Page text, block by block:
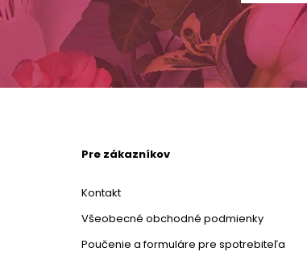
Pre zákazníkov
Kontakt
Všeobecné obchodné podmienky
Poučenie a formuláre pre spotrebiteľa